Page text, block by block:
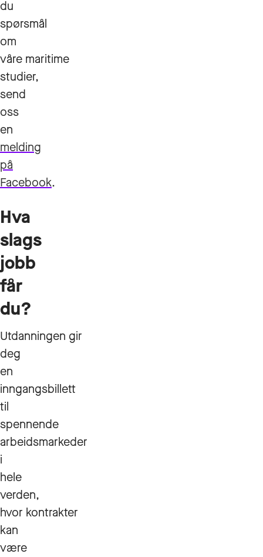
du
spørsmål
om
våre maritime
studier,
send
oss
en
melding
på
Facebook.
Hva
slags
jobb
får
du?
Utdanningen gir
deg
en
inngangsbillett
til
spennende
arbeidsmarkeder
i
hele
verden,
hvor kontrakter
kan
være